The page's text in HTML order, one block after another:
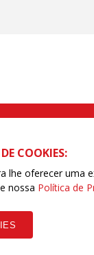
nº 575 CEP 03041-
- Entidades
COOKIES:
lhe oferecer uma
nossa Política de